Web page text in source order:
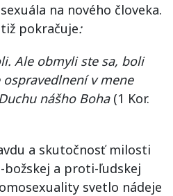
na nového človeka.
pokračuje:
Ale obmyli ste sa, boli
v mene
nášho Boha(1 Kor.
a skutočnosť milosti
a proti-ľudskej
svetlo nádeje